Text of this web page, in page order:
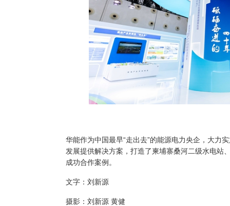
华能作为中国最早“走出去”的能源电力央企，大力
发展提供解决方案，打造了柬埔寨桑河二级水电站
成功合作案例。
文字：刘新源
摄影：刘新源 黄健